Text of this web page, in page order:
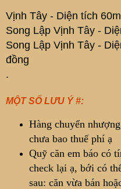
Vịnh Tây - Diện tích
Song Lập Vịnh Tây -
Song Lập Vịnh Tây -
đồng
.
MỘT SỐ LƯU Ý #:
Hàng chuyển
chưa bao thuế phí ạ
Quỹ căn em báo có
check lại ạ, bới có
sau: căn vừa bán